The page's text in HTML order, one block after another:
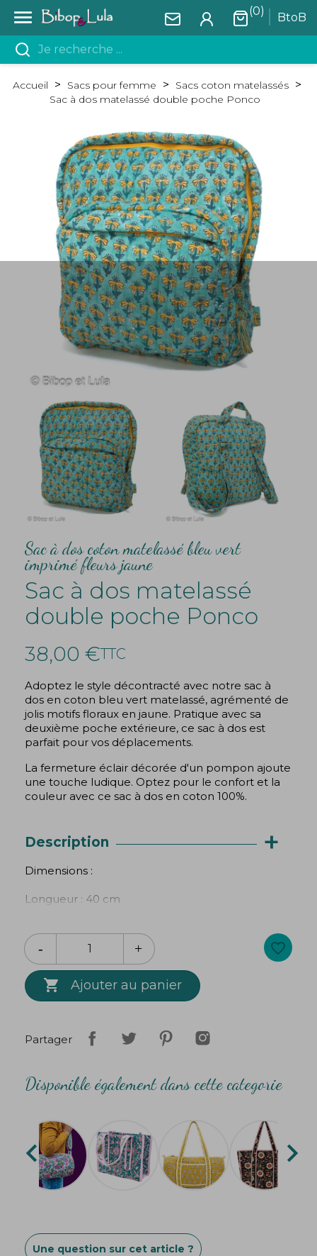
 BtoB
(0)
Accueil Sacs pour femme
Sacs coton matelassés
Sac à dos matelassé double poche Ponco
Sac à dos coton matelassé bleu vert
imprimé fleurs jaune
Sac à dos matelassé
double poche Ponco
38,00 €TTC
Adoptez le style décontracté avec notre sac à
dos en coton bleu vert matelassé, agrémenté de
jolis motifs floraux en jaune. Pratique avec sa
deuxième poche extérieure, ce sac à dos est
parfait pour vos déplacements.
La fermeture éclair décorée d'un pompon ajoute
une touche ludique. Optez pour le confort et la
couleur avec ce sac à dos en coton 100%.
Description +
Dimensions :
Longueur : 40 cm
Profondeur : 38 cm
100 % coton
Lavable en machine à 30°
 Ajouter au panier
favorite_border
Partager
Disponible également dans cette categorie
 
Une question sur cet article ?